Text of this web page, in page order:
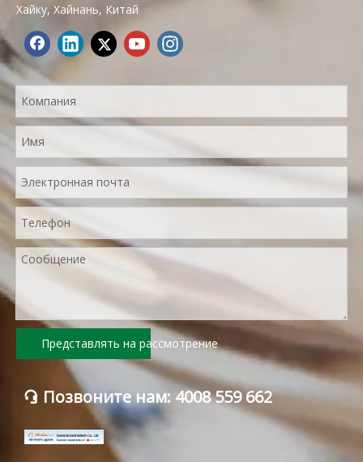
Хайку, Хайнань, Китай
Представлять на рассмотрение
 Позвоните нам: 4008 559 662